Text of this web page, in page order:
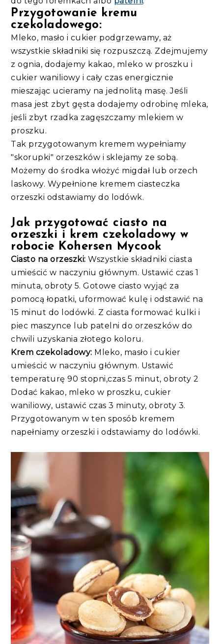
Przygotowanie kremu
czekoladowego:
Mleko, masło i cukier podgrzewamy, aż
wszystkie składniki się rozpuszczą. Zdejmujemy
z ognia, dodajemy kakao, mleko w proszku i
cukier waniliowy i cały czas energicznie
mieszając ucieramy na jednolitą masę. Jeśli
masa jest zbyt gęsta dodajemy odrobinę mleka,
jeśli zbyt rzadka zagęszczamy mlekiem w
proszku.
Tak przygotowanym kremem wypełniamy
"skorupki" orzeszków i sklejamy ze sobą.
Możemy do środka włożyć migdał lub orzech
laskowy. Wypełnione kremem ciasteczka
orzeszki odstawiamy do lodówk.
Jak przygotować ciasto na
orzeszki i krem czekoladowy w
robocie Kohersen Mycook
Ciasto na orzeszki: Wszystkie składniki ciasta
umieścić w naczyniu głównym. Ustawić czas 1
minuta, obroty 5. Gotowe ciasto wyjąć za
pomocą łopatki, uformować kulę i odstawić na
15 minut do lodówki. Z ciasta formować kulki i
piec maszynce lub patelni do orzeszków do
chwili uzyskania złotego koloru.
Krem czekoladowy: Mleko, masło i cukier
umieścić w naczyniu głównym. Ustawić
temperaturę 90 stopni,czas 5 minut, obroty 2
Dodać kakao, mleko w proszku, cukier
waniliowy, ustawić czas 3 minuty, obroty 3.
Przygotowanym w ten sposób kremem
napełniamy orzeszki i odstawiamy do lodówki.